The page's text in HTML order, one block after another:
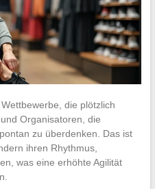
die plötzlich
Organisatoren, die
zu überdenken. Das ist
ihren Rhythmus,
was eine erhöhte Agilität